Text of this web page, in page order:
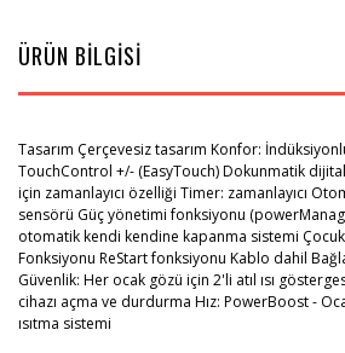
ÜRÜN BİLGİSİ
Tasarım Çerçevesiz tasarım Konfor:
TouchControl +/- (EasyTouch) Dokunmatik
için zamanlayıcı özelliği Timer: zamanlayıcı
sensörü Güç yönetimi fonksiyonu
otomatik kendi kendine kapanma sistemi
Fonksiyonu ReStart fonksiyonu Kablo dahil
Güvenlik: Her ocak gözü için 2'li atıl ısı
cihazı açma ve durdurma Hız: PowerBoost -
ısıtma sistemi